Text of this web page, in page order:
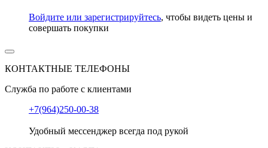
Войдите или зарегистрируйтесь, чтобы видеть цены и
совершать покупки
КОНТАКТНЫЕ ТЕЛЕФОНЫ
Служба по работе с клиентами
+7(964)250-00-38
Удобный мессенджер всегда под рукой